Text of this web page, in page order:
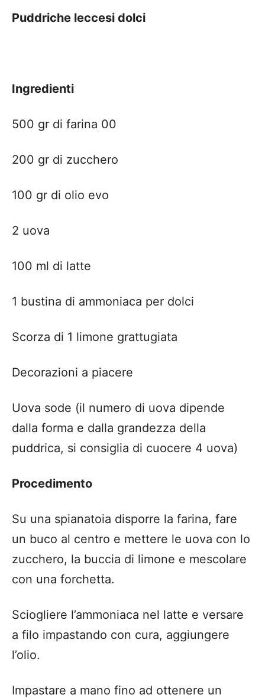
Puddriche leccesi dolci
Ingredienti
500 gr di farina 00
200 gr di zucchero
100 gr di olio evo
2 uova
100 ml di latte
1 bustina di ammoniaca per dolci
Scorza di 1 limone grattugiata
Decorazioni a piacere
Uova sode (il numero di uova dipende
dalla forma e dalla grandezza della
puddrica, si consiglia di cuocere 4 uova)
Procedimento
Su una spianatoia disporre la farina, fare
un buco al centro e mettere le uova con lo
zucchero, la buccia di limone e mescolare
con una forchetta.
Sciogliere l’ammoniaca nel latte e versare
a filo impastando con cura, aggiungere
l’olio.
Impastare a mano fino ad ottenere un